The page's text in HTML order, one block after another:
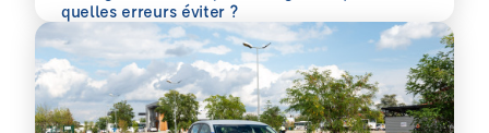
quelles erreurs éviter ?
En savoir plus